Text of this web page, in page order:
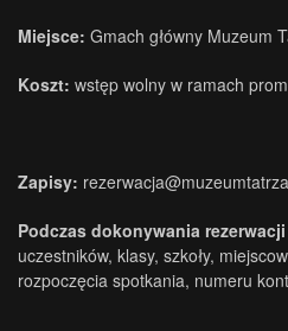
Miejsce: Gmach główny Muzeum
Koszt: wstęp wolny w ramach
Zapisy:
Podczas dokonywania
uczestników, klasy, szkoły,
rozpoczęcia spotkania, numeru